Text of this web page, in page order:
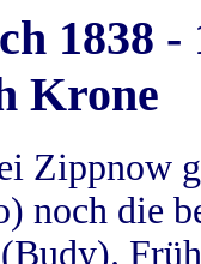
1838
Krone
Zippnow
noch die